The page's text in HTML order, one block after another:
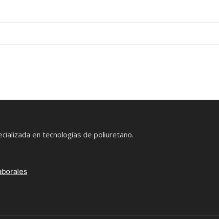
en tecnologías de poliuretano.